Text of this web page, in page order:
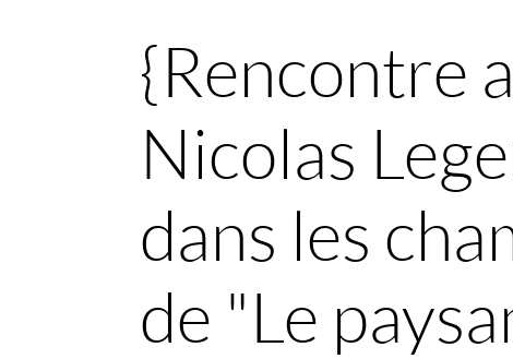
{Rencontre
Nicolas
dans les
de "Le